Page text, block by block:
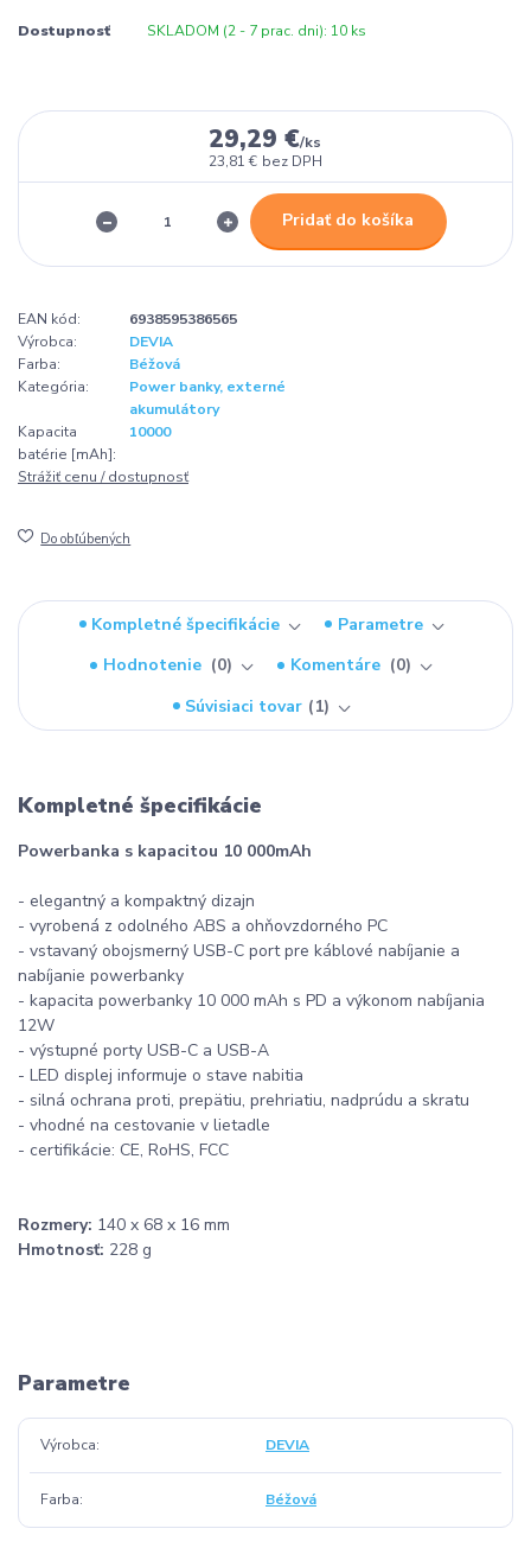
Dostupnosť SKLADOM (2 - 7 prac. dni): 10 ks
29,29 €/ks
23,81 € bez DPH
Pridať do košíka
EAN kód:
6938595386565
Výrobca:
DEVIA
Farba:
Béžová
Kategória:
Power banky, externé
akumulátory
Kapacita
batérie [mAh]:
10000
Strážiť cenu / dostupnosť
Do obľúbených
Kompletné špecifikácie
Parametre
Hodnotenie
0 Komentáre
0
Súvisiaci tovar
1
Kompletné špecifikácie
Powerbanka s kapacitou 10 000mAh
- elegantný a kompaktný dizajn
- vyrobená z odolného ABS a ohňovzdorného PC
- vstavaný obojsmerný USB-C port pre káblové nabíjanie a
nabíjanie powerbanky
- kapacita powerbanky 10 000 mAh s PD a výkonom nabíjania
12W
- výstupné porty USB-C a USB-A
- LED displej informuje o stave nabitia
- silná ochrana proti, prepätiu, prehriatiu, nadprúdu a skratu
- vhodné na cestovanie v lietadle
- certifikácie: CE, RoHS, FCC
Rozmery: 140 x 68 x 16 mm
Hmotnosť: 228 g
Parametre
Výrobca DEVIA
Farba Béžová